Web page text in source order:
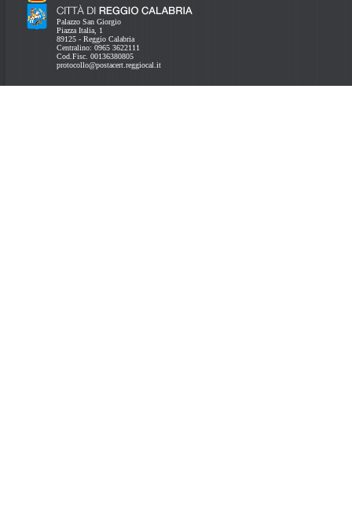
Palazzo San Giorgio
Piazza Italia, 1
89125 - Reggio Calabria
Centralino: 0965 3622111
Cod.Fisc. 00136380805
protocollo@postacert.reggiocal.it